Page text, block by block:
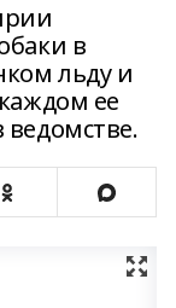
в
льду и
ее
ведомстве.